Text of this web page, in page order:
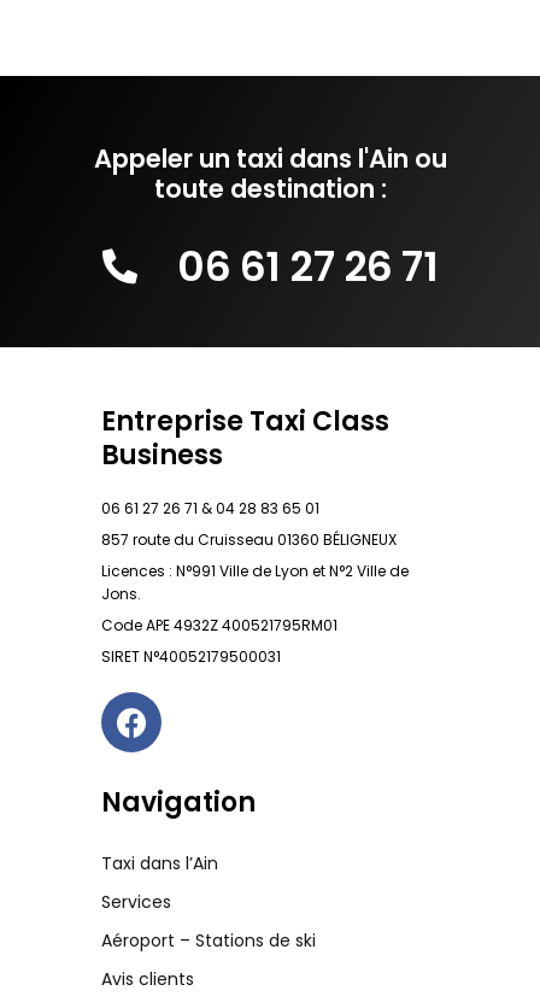
Appeler un taxi dans l'Ain ou
toute destination :
06 61 27 26 71
Entreprise Taxi Class
Business
06 61 27 26 71 & 04 28 83 65 01
857 route du Cruisseau 01360 BÉLIGNEUX
Licences : N°991 Ville de Lyon et N°2 Ville de
Jons.
Code APE 4932Z 400521795RM01
SIRET N°40052179500031
Navigation
Taxi dans l’Ain
Services
Aéroport – Stations de ski
Avis clients